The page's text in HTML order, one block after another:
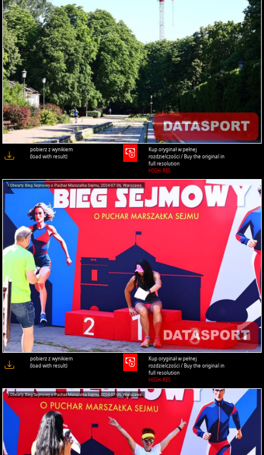
pobierz z wynikiem
(load with result)
Kup oryginał w pełnej
rozdzielczości / Buy the original in
full resolution
HIGH-RES
pobierz z wynikiem
(load with result)
Kup oryginał w pełnej
rozdzielczości / Buy the original in
full resolution
HIGH-RES